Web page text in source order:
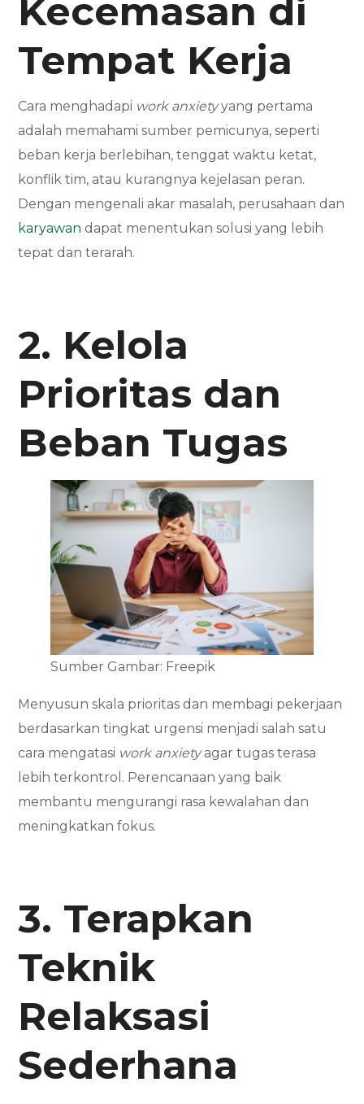
Kecemasan di
Tempat Kerja
Cara menghadapi work anxietyyang pertama
adalah memahami sumber pemicunya, seperti
beban kerja berlebihan, tenggat waktu ketat,
konflik tim, atau kurangnya kejelasan peran.
Dengan mengenali akar masalah, perusahaan dan
karyawan dapat menentukan solusi yang lebih
tepat dan terarah.
2. Kelola
Prioritas dan
Beban Tugas
Sumber Gambar: Freepik
Menyusun skala prioritas dan membagi pekerjaan
berdasarkan tingkat urgensi menjadi salah satu
cara mengatasi work anxietyagar tugas terasa
lebih terkontrol. Perencanaan yang baik
membantu mengurangi rasa kewalahan dan
meningkatkan fokus.
3. Terapkan
Teknik
Relaksasi
Sederhana